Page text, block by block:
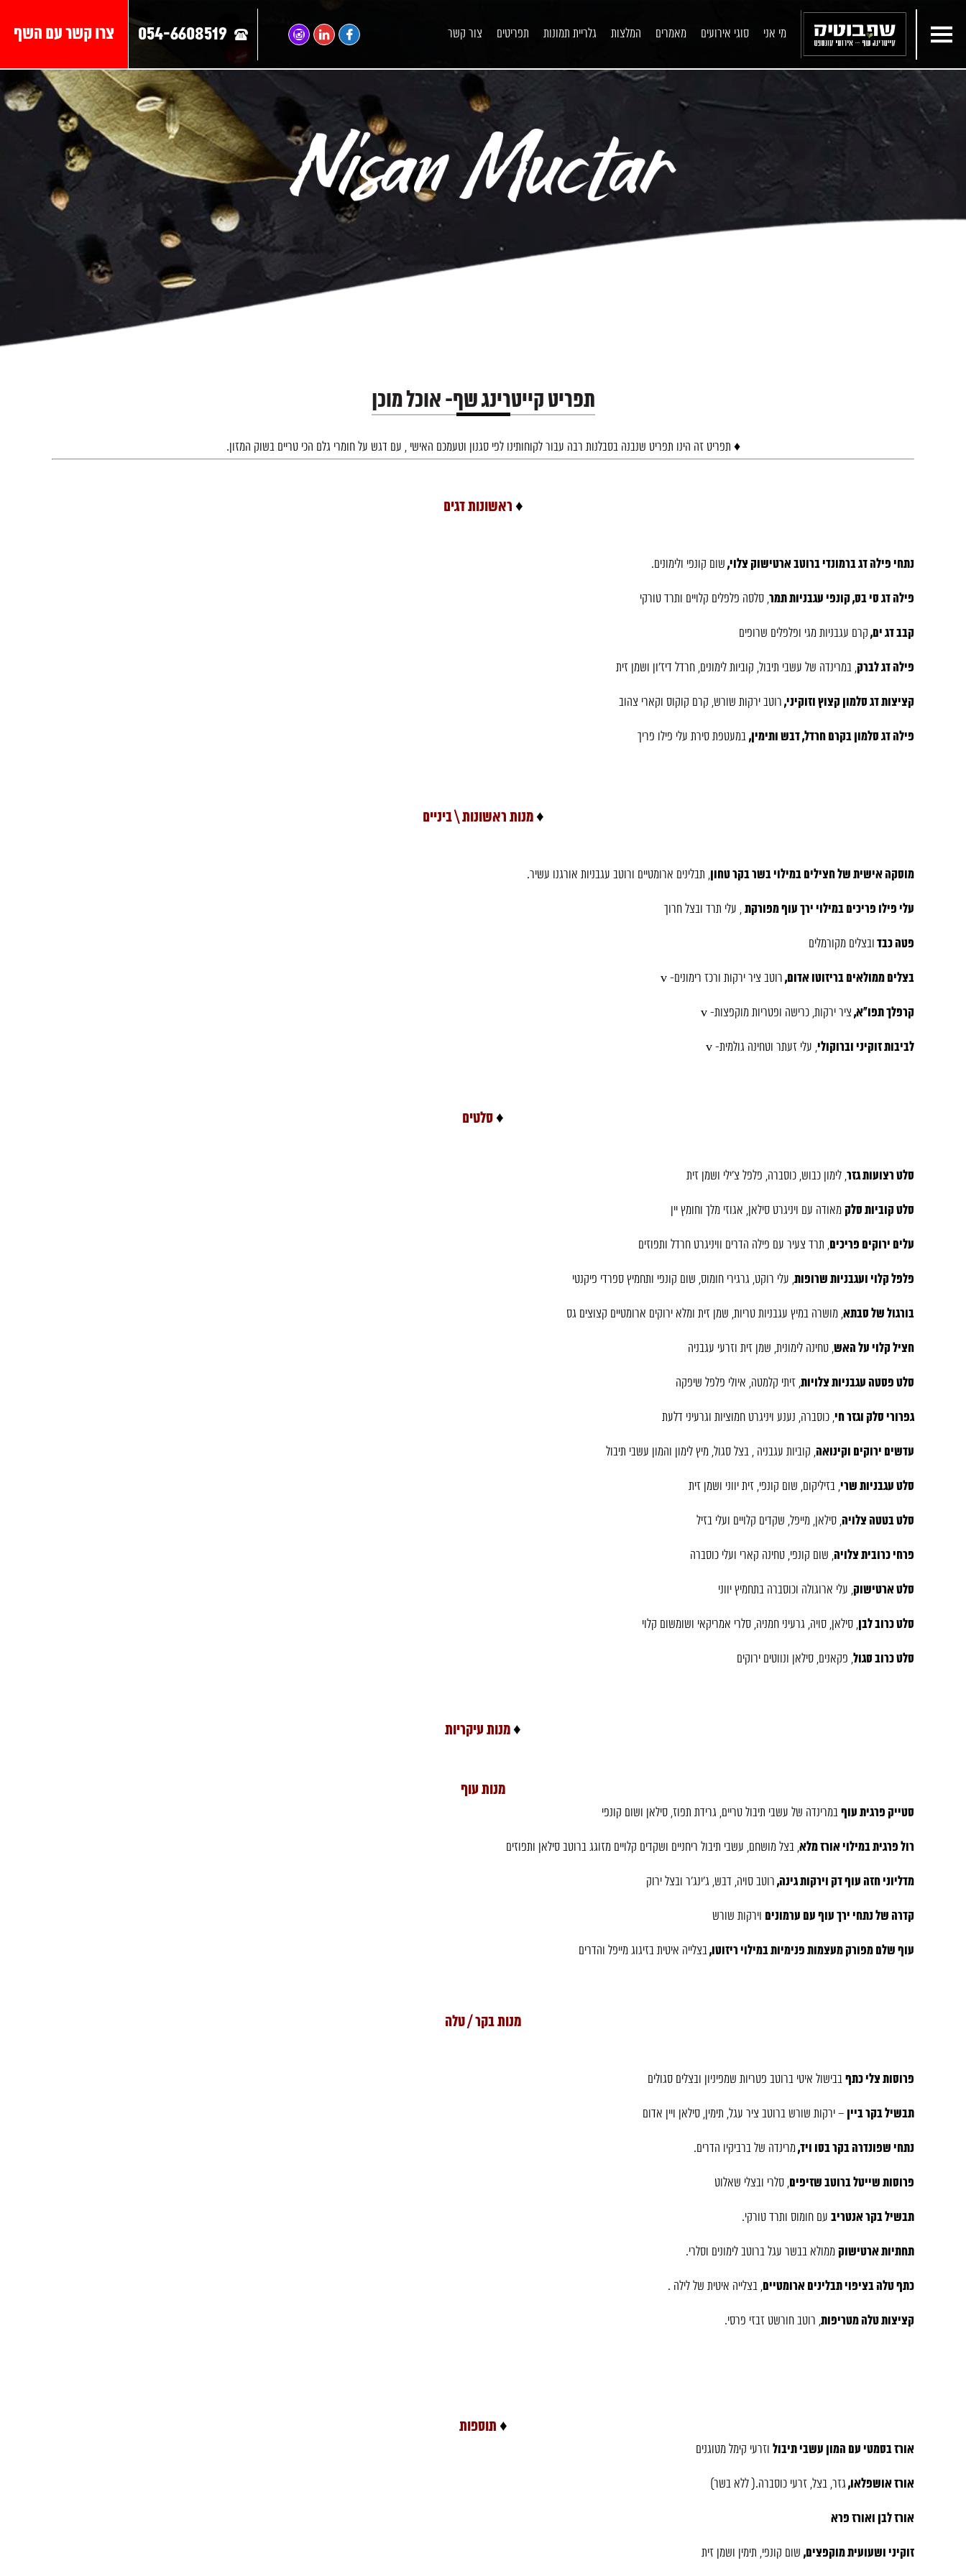
מי אני סוגי אירועים מאמרים המלצות גלריית תמונות תפריטים צור קשר 054-6608519 צרו קשר עם השף
תפריטים ארוחת שף פרטית שף ליום הולדת שף פרטי הביתה שף פרטי מומלץ הזמנת שף הביתה
תפריט קייטרינג שף- אוכל מוכן
♦ תפריט זה הינו תפריט שנבנה בסבלנות רבה עבור לקוחותינו לפי סגנון וטעמכם האישי , עם דגש על חומרי גלם הכי טריים בשוק המזון.
♦ ראשונות דגים
נתחי פילה דג ברמונדי ברוטב ארטישוק צלוי, שום קונפי ולימונים.
פילה דג סי בס, קונפי עגבניות תמר, סלסה פלפלים קלויים ותרד טורקי
קבב דג ים, קרם עגבניות מגי ופלפלים שרופים
פילה דג לברק, במרינדה של עשבי תיבול, קוביות לימונים, חרדל דיז’ון ושמן זית
קציצות דג סלמון קצוץ וזוקיני, רוטב ירקות שורש, קרם קוקוס וקארי צהוב
פילה דג סלמון בקרם חרדל, דבש ותימין, במעטפת סירת עלי פילו פריך
♦מנות ראשונות \ ביניים
מוסקה אישית של חצילים במילוי בשר בקר טחון, תבלינים ארומטיים ורוטב עגבניות אורגנו עשיר.
עלי פילו פריכים במילוי ירך עוף מפורקת , עלי תרד ובצל חרוך
פטה כבד ובצלים מקורמלים
בצלים ממולאים בריזוטו אדום, רוטב ציר ירקות ורכז רימונים- v
קרפלך תפו”א, ציר ירקות, כרישה ופטריות מוקפצות- v
לביבות זוקיני וברוקולי, עלי זעתר וטחינה גולמית- v
♦סלטים
סלט רצועות גזר, לימון כבוש, כוסברה, פלפל צ’ילי ושמן זית
סלט קוביות סלק מאודה עם ויניגרט סילאן, אגוזי מלך וחומץ יין
עלים ירוקים פריכים, תרד צעיר עם פילה הדרים וויניגרט חרדל ותפוזים
פלפל קלוי ועגבניות שרופות, עלי רוקט, גרגירי חומוס, שום קונפי ותחמיץ ספרדי פיקנטי
בורגול של סבתא, מושרה במיץ עגבניות טריות, שמן זית ומלא ירוקים ארומטיים קצוצים גס
חציל קלוי על האש, טחינה לימונית, שמן זית וזרעי עגבניה
סלט פסטה עגבניות צלויות, זיתי קלמטה, איולי פלפל שיפקה
גפרורי סלק וגזר חי, כוסברה, נענע ויניגרט חמוציות וגרעיני דלעת
עדשים ירוקים וקינואה, קוביות עגבניה , בצל סגול, מיץ לימון והמון עשבי תיבול
סלט עגבניות שרי, בזיליקום, שום קונפי, זית יווני ושמן זית
סלט בטטה צלויה, סילאן, מייפל, שקדים קלויים ועלי בזיל
פרחי כרובית צלויה, שום קונפי, טחינה קארי ועלי כוסברה
סלט ארטישוק, עלי ארוגולה וכוסברה בתחמיץ יווני
סלט כרוב לבן, סילאן, סויה, גרעיני חמניה, סלרי אמריקאי ושומשום קלוי
סלט כרוב סגול, פקאנים, סילאן ונווטים ירוקים
♦מנות עיקריות
מנות עוף
סטייק פרגית עוף במרינדה של עשבי תיבול טריים, גרידת תפוז, סילאן ושום קונפי
רול פרגית במילוי אורז מלא, בצל מושחם, עשבי תיבול ריחניים ושקדים קלויים מזוגג ברוטב סילאן ותפוזים
מדליוני חזה עוף דק וירקות גינה, רוטב סויה, דבש, ג’ינג’ר ובצל ירוק
קדרה של נתחי ירך עוף עם ערמונים וירקות שורש
עוף שלם מפורק מעצמות פנימיות במילוי ריזוטו,בצלייה איטית בזיגוג מייפל והדרים
מנות בקר / טלה
פרוסות צלי כתף בבישול איטי ברוטב פטריות שמפיניון ובצלים סגולים
תבשיל בקר ביין – ירקות שורש ברוטב ציר עגל, תימין, סילאן ויין אדום
נתחי שפונדרה בקר בסו ויד,מרינדה של ברביקיו הדרים.
פרוסות שייטל ברוטב שזיפים, סלרי ובצלי שאלוט
תבשיל בקר אנטריב עם חומוס ותרד טורקי.
תחתיות ארטישוק ממולא בבשר עגל ברוטב לימונים וסלרי.
כתף טלה בציפוי תבלינים ארומטיים, בצלייה איטית של לילה .
קציצות טלה מטריפות, רוטב חורשט זבזי פרסי.
♦ תוספות
אורז בסמטי עם המון עשבי תיבול וזרעי קימל מטוגנים
אורז אושפלאו, גזר, בצל, זרעי כוסברה.( ללא בשר)
אורז לבן ואורז פרא
זוקיני ושעועית מוקפצים, שום קונפי, תימין ושמן זית